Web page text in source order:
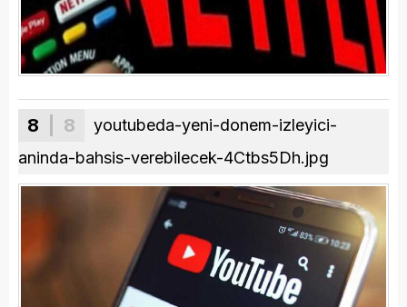
8 | 8
youtubeda-yeni-donem-izleyici-
aninda-bahsis-verebilecek-4Ctbs5Dh.jpg